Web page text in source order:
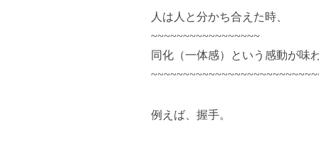
人は人と分かち合えた時、
~~~~~~~~~~~~~~~~~
同化（一体感）という感動が味
例えば、握手。